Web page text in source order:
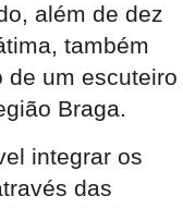
além de dez
também
de um escuteiro
Braga.
integrar os
das